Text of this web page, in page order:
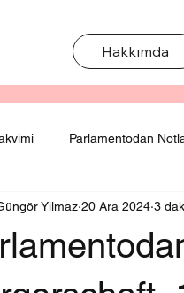
Hakkımda
Parlamentodan
Yilmaz 20 Ara 2024 3